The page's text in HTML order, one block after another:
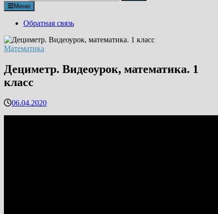
Меню
Обратная связь
Математика
Дециметр. Видеоурок, математика. 1
класс
06.04.2020